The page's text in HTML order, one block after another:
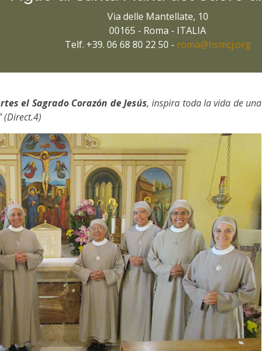
Via delle Mantellate, 10
00165 - Roma - ITALIA
Telf. +39. 06 68 80 22 50 - roma@hsmcj.org
el Sagrado Corazón de Jesús, inspira toda la vida de una
(Direct.4)